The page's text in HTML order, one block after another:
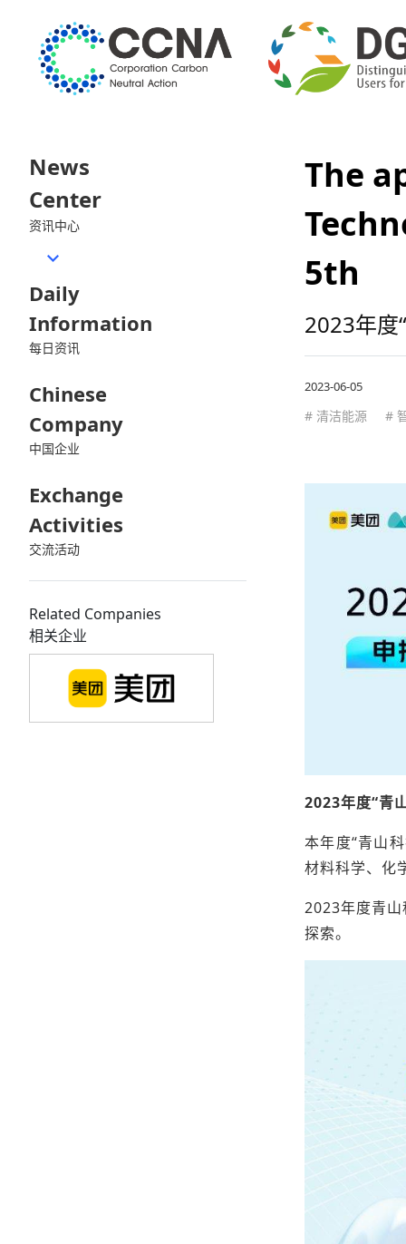
News
Center
资讯中心
Daily
Information
每日资讯
Chinese
Company
中国企业
Exchange
Activities
交流活动
Related Companies
相关企业
The
5th
2023年度
2023-06-05
# 清洁能源 #
2023年度“青
本年度“青山
材料科学、化
2023年度青
探索。